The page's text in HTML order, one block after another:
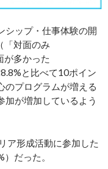
ップ・仕事体験の開
「対面のみ
が多かった
と比べて10ポイン
のプログラムが増える
加が増加しているよう
ア形成活動に参加した
だった。